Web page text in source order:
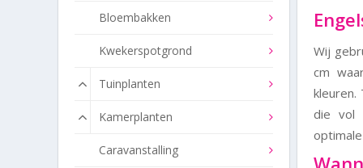
Wij
cm
kleuren.
die vol
Bloembakken
Kwekerspotgrond
Tuinplanten
Kamerplanten
Caravanstalling